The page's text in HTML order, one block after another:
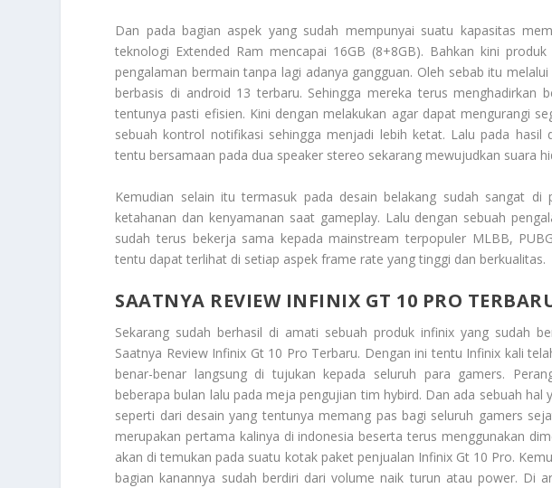
Dan pada bagian aspek yang sudah mempunyai suatu kapasitas
teknologi Extended Ram mencapai 16GB (8+8GB). Bahkan kini
pengalaman bermain tanpa lagi adanya gangguan. Oleh sebab itu
berbasis di android 13 terbaru. Sehingga mereka terus menghadirkan
tentunya pasti efisien. Kini dengan melakukan agar dapat mengurangi
sebuah kontrol notifikasi sehingga menjadi lebih ketat. Lalu pada hasil
tentu bersamaan pada dua speaker stereo sekarang mewujudkan suara
Kemudian selain itu termasuk pada desain belakang sudah sangat di
ketahanan dan kenyamanan saat gameplay. Lalu dengan sebuah
sudah terus bekerja sama kepada mainstream terpopuler MLBB,
tentu dapat terlihat di setiap aspek frame rate yang tinggi dan berkualitas.
SAATNYA REVIEW INFINIX GT 10 PRO
Sekarang sudah berhasil di amati sebuah produk infinix yang sudah
Saatnya Review Infinix Gt 10 Pro Terbaru. Dengan ini tentu Infinix kali
benar-benar langsung di tujukan kepada seluruh para gamers.
beberapa bulan lalu pada meja pengujian tim hybird. Dan ada sebuah hal
seperti dari desain yang tentunya memang pas bagi seluruh gamers
merupakan pertama kalinya di indonesia beserta terus menggunakan
akan di temukan pada suatu kotak paket penjualan Infinix Gt 10 Pro.
bagian kanannya sudah berdiri dari volume naik turun atau power. Di